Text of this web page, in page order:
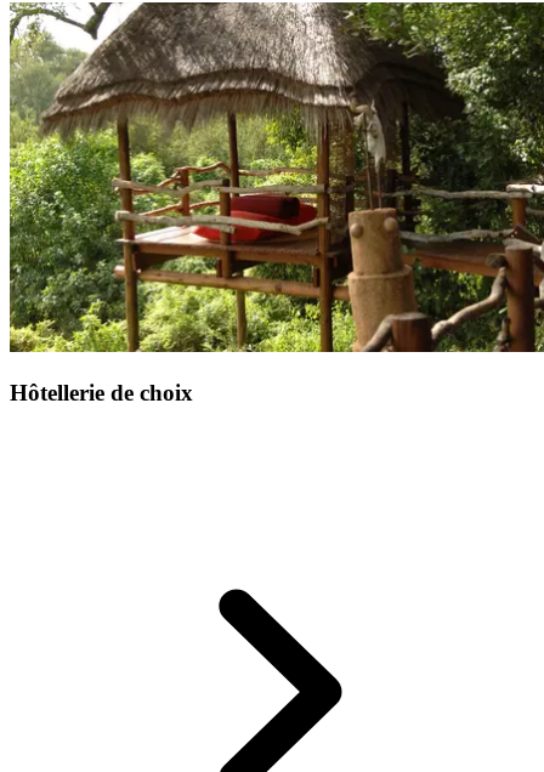
Lors de votre Circuit by Club Med, vous profitez de la pension
complète avec un forfait boisson à chaque repas.
Hôtellerie de choix